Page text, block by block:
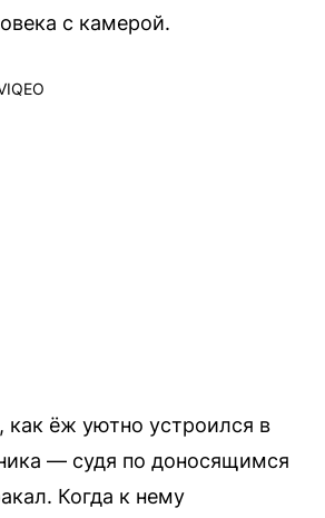
с камерой.
как ёж уютно устроился в
— судя по доносящимся
Когда к нему